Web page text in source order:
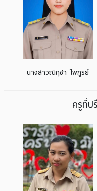
นางสาวณิฤชา ไพฑูรย์
ครูที่ป